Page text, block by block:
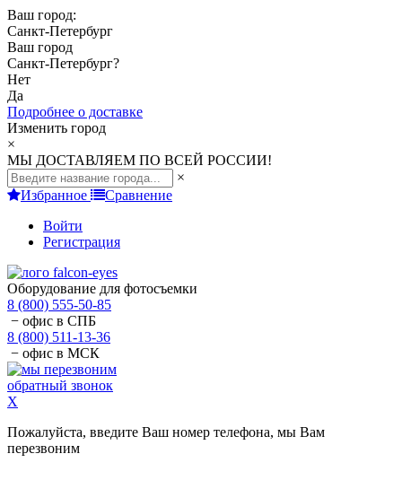
Ваш город:
Санкт-Петербург
Ваш город
Санкт-Петербург?
Нет
Да
Подробнее о доставке
Изменить город
×
МЫ ДОСТАВЛЯЕМ ПО ВСЕЙ РОССИИ!
×
Избранное
Сравнение
Войти
Регистрация
Оборудование для фотосъемки
8 (800) 555-50-85
− офис в СПБ
8 (800) 511-13-36
− офис в МСК
обратный звонок
X
Пожалуйста, введите Ваш номер телефона, мы Вам
перезвоним